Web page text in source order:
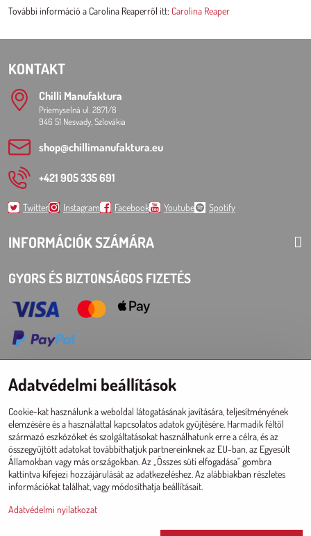
További információ a Carolina Reaperről itt: Carolina Reaper
KONTAKT
Chilli Manufaktura
Priemyselná ul. 2871/8
946 51 Nesvady, Szlovákia
shop​@chillimanufaktura​.eu
+421 905 335 691
Twitter Instagram Facebook Youtube Spotify
INFORMÁCIÓK SZÁMÁRA
GYORS ÉS BIZTONSÁGOS FIZETÉS
Choose Eshop for your delivery country:
AT CZ DE SK HU PL EU other countries
NAGYKERESKEDELMI ESHOP
Registráció l Bejelentkezésí
Since 2017 © CM
Adatvédelmi beállítások
Cookie-kat használunk a weboldal látogatásának javítására, teljesítményének
elemzésére és a használattal kapcsolatos adatok gyűjtésére. Harmadik féltől
származó eszközöket és szolgáltatásokat használhatunk erre a célra, és az
összegyűjtött adatokat továbbíthatjuk partnereinknek az EU-ban, az Egyesült
Államokban vagy más országokban. Az „Összes süti elfogadása" gombra
kattintva kifejezi hozzájárulását az adatkezeléshez. Az alábbiakban részletes
információkat találhat, vagy módosíthatja beállításait.
Adatvédelmi nyilatkozat